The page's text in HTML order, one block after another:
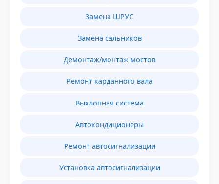
Замена ШРУС
Замена сальников
Демонтаж/монтаж мостов
Ремонт карданного вала
Выхлопная система
Автокондиционеры
Ремонт автосигнализации
Установка автосигнализации